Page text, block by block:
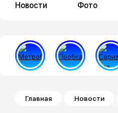
Новости Фото
Строка навигации
Главная Новости